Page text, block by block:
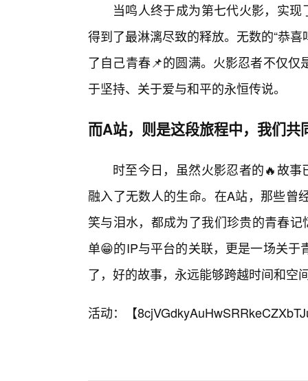
当鸣人终于成为第七代火影，实
得到了最淋漓尽致的释放。无数的“恭
了自己青春📌的圆满。火影忍者不仅
于坚持、关于爱与和平的永恒传说。
而A站，则是这段旅程中，我们共
时至今日，虽然火影忍者的🔥故事
融入了无数人的生命。在A站，那些曾
笑与泪水，都成为了我们珍贵的青春
单😁的IP与平台的关联，更是一场关
了，好的故事，永远能够跨越时间和空
活动：【